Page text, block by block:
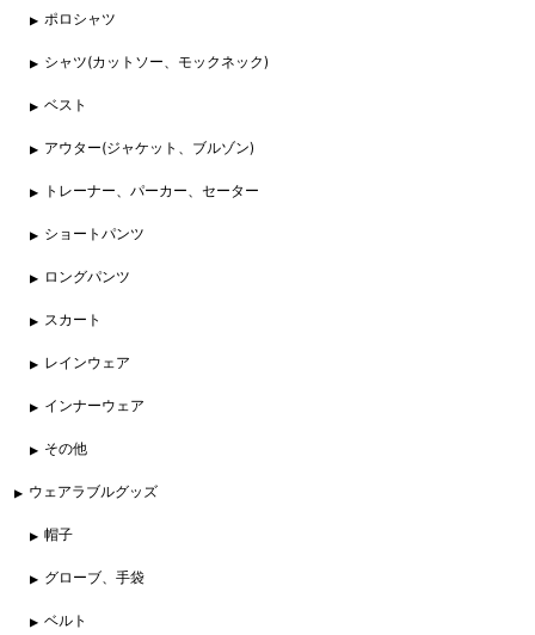
ポロシャツ
シャツ(カットソー、モックネック)
ベスト
アウター(ジャケット、ブルゾン)
トレーナー、パーカー、セーター
ショートパンツ
ロングパンツ
スカート
レインウェア
インナーウェア
その他
ウェアラブルグッズ
帽子
グローブ、手袋
ベルト